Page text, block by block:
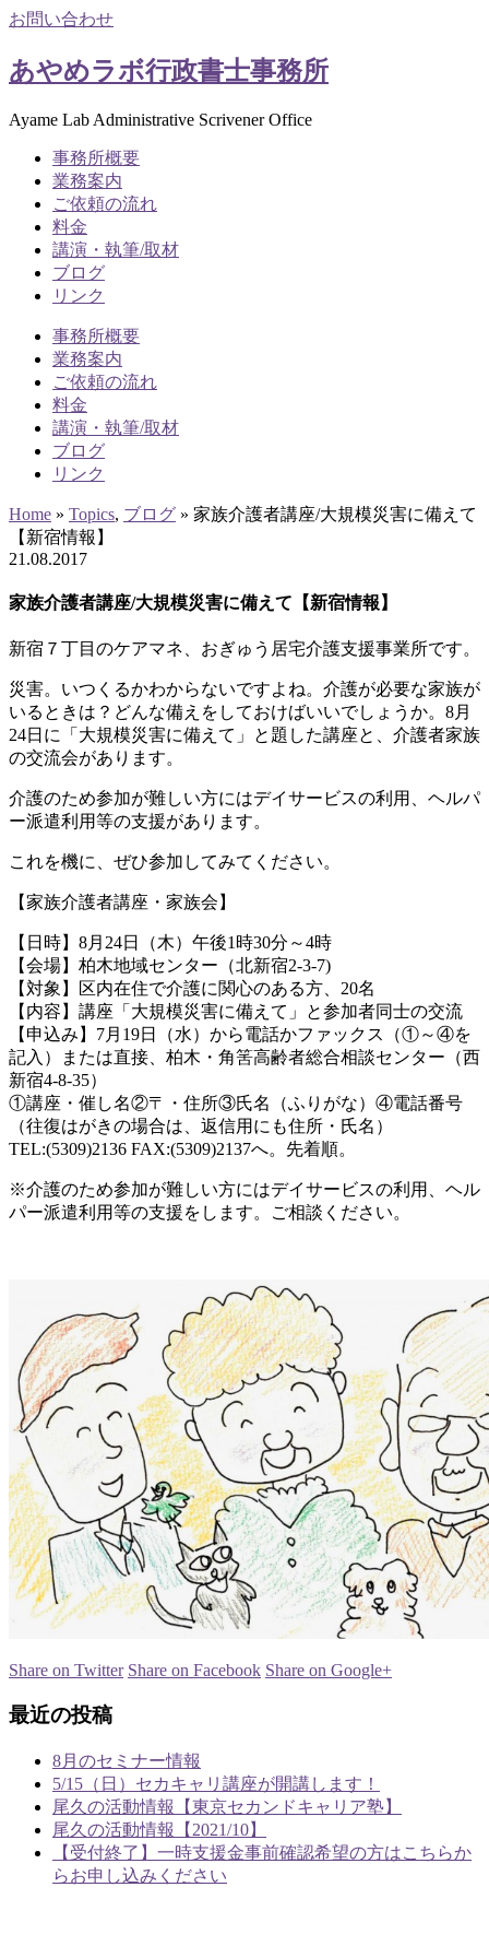
お問い合わせ
あやめラボ行政書士事務所
Ayame Lab Administrative Scrivener Office
事務所概要
業務案内
ご依頼の流れ
料金
講演・執筆/取材
ブログ
リンク
事務所概要
業務案内
ご依頼の流れ
料金
講演・執筆/取材
ブログ
リンク
Home » Topics, ブログ » 家族介護者講座/大規模災害に備えて
【新宿情報】
21 .08.2017
家族介護者講座/大規模災害に備えて【新宿情報】
新宿７丁目のケアマネ、おぎゅう居宅介護支援事業所です。
災害。いつくるかわからないですよね。介護が必要な家族が
いるときは？どんな備えをしておけばいいでしょうか。8月
24日に「大規模災害に備えて」と題した講座と、介護者家族
の交流会があります。
介護のため参加が難しい方にはデイサービスの利用、ヘルパ
ー派遣利用等の支援があります。
これを機に、ぜひ参加してみてください。
【家族介護者講座・家族会】
【日時】8月24日（木）午後1時30分～4時
【会場】柏木地域センター（北新宿2-3-7)
【対象】区内在住で介護に関心のある方、20名
【内容】講座「大規模災害に備えて」と参加者同士の交流
【申込み】7月19日（水）から電話かファックス（①～④を
記入）または直接、柏木・角筈高齢者総合相談センター（西
新宿4-8-35）
①講座・催し名②〒・住所③氏名（ふりがな）④電話番号
（往復はがきの場合は、返信用にも住所・氏名）
TEL:(5309)2136 FAX:(5309)2137へ。先着順。
※介護のため参加が難しい方にはデイサービスの利用、ヘル
パー派遣利用等の支援をします。ご相談ください。
Share on Twitter Share on Facebook Share on Google+
最近の投稿
8月のセミナー情報
5/15（日）セカキャリ講座が開講します！
尾久の活動情報【東京セカンドキャリア塾】
尾久の活動情報【2021/10】
【受付終了】一時支援金事前確認希望の方はこちらか
らお申し込みください